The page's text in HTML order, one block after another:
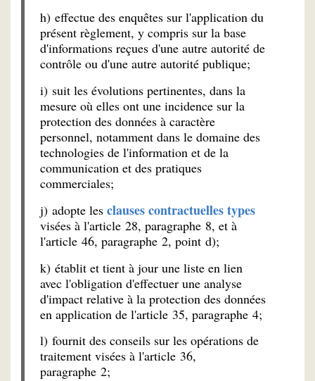
h) effectue des enquêtes sur l'application du
présent règlement, y compris sur la base
d'informations reçues d'une autre autorité de
contrôle ou d'une autre autorité publique;
i) suit les évolutions pertinentes, dans la
mesure où elles ont une incidence sur la
protection des données à caractère
personnel, notamment dans le domaine des
technologies de l'information et de la
communication et des pratiques
commerciales;
j) adopte les clauses contractuelles types
visées à l'article 28, paragraphe 8, et à
l'article 46, paragraphe 2, point d);
k) établit et tient à jour une liste en lien
avec l'obligation d'effectuer une analyse
d'impact relative à la protection des données
en application de l'article 35, paragraphe 4;
l) fournit des conseils sur les opérations de
traitement visées à l'article 36,
paragraphe 2;